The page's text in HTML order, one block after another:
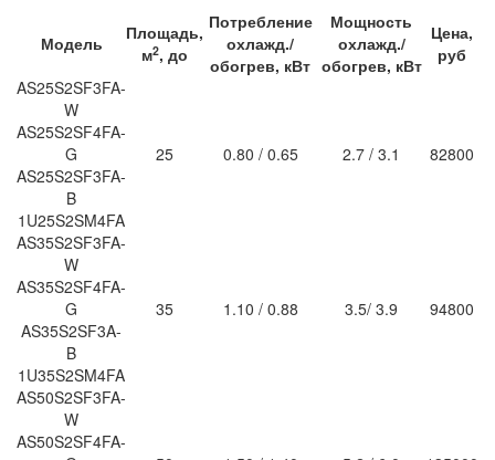
Модель
Площадь,
м2, до
Потребление
охлажд./
обогрев, кВт
Мощность
охлажд./
обогрев, кВт
Цена,
руб
AS25S2SF3FA-
W
AS25S2SF4FA-
G
AS25S2SF3FA-
B
1U25S2SM4FA
25 0.80 / 0.65 2.7 / 3.1 82800
AS35S2SF3FA-
W
AS35S2SF4FA-
G
AS35S2SF3A-
B
1U35S2SM4FA
35 1.10 / 0.88 3.5/ 3.9 94800
AS50S2SF3FA-
W
AS50S2SF4FA-